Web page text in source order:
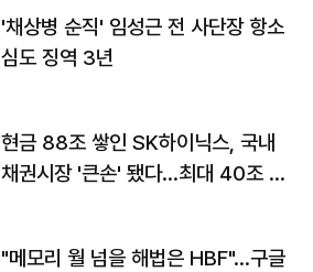
'채상병 순직' 임성근 전 사단장 항소
심도 징역 3년
현금 88조 쌓인 SK하이닉스, 국내
채권시장 '큰손' 됐다…최대 40조 투
"메모리 월 넘을 해법은 HBF"…구글